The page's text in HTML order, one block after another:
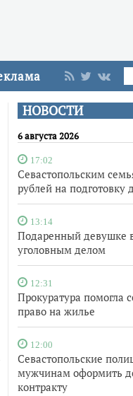
НОВОСТИ
6 августа 2026
17:02
Севастопольским
рублей на подготовку
13:14
Подаренный девушке
уголовным делом
12:31
Прокуратура помогла
право на жилье
12:00
Севастопольские
мужчинам оформить
контракту